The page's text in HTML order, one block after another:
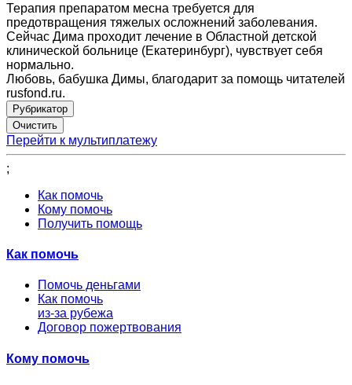
Терапия препаратом месна требуется для
предотвращения тяжелых осложнений заболевания.
Сейчас Дима проходит лечение в Областной детской
клинической больнице (Екатеринбург), чувствует себя
нормально.
Любовь, бабушка Димы, благодарит за помощь читателей
rusfond.ru.
Рубрикатор
Перейти к мультиплатежу
;
Как помочь
Кому помочь
Получить помощь
Как помочь
Помочь деньгами
Как помочь
из-за рубежа
Договор пожертвования
Кому помочь